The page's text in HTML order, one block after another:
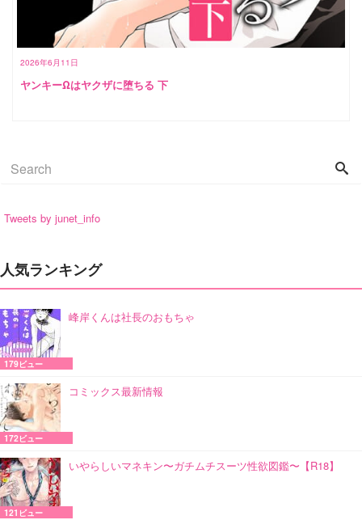
2026年6月11日
ヤンキーΩはヤクザに堕ちる 下
Tweets by junet_info
人気ランキング
峰岸くんは社長のおもちゃ
179ビュー
コミックス最新情報
172ビュー
いやらしいマネキン〜ガチムチスーツ性欲図鑑〜【R18】
121ビュー